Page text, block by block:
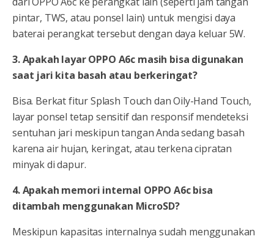
pintar, TWS, atau ponsel lain) untuk mengisi daya
baterai perangkat tersebut dengan daya keluar 5W.
3. Apakah layar OPPO A6c masih bisa digunakan
saat jari kita basah atau berkeringat?
Bisa. Berkat fitur Splash Touch dan Oily-Hand Touch,
layar ponsel tetap sensitif dan responsif mendeteksi
sentuhan jari meskipun tangan Anda sedang basah
karena air hujan, keringat, atau terkena cipratan
minyak di dapur.
4. Apakah memori internal OPPO A6c bisa
ditambah menggunakan MicroSD?
Meskipun kapasitas internalnya sudah menggunakan